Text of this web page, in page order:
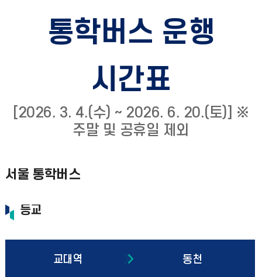
통학버스 운행
시간표
[2026. 3. 4.(수) ~ 2026. 6. 20.(토)] ※
주말 및 공휴일 제외
서울 통학버스
등교
교대역 동천